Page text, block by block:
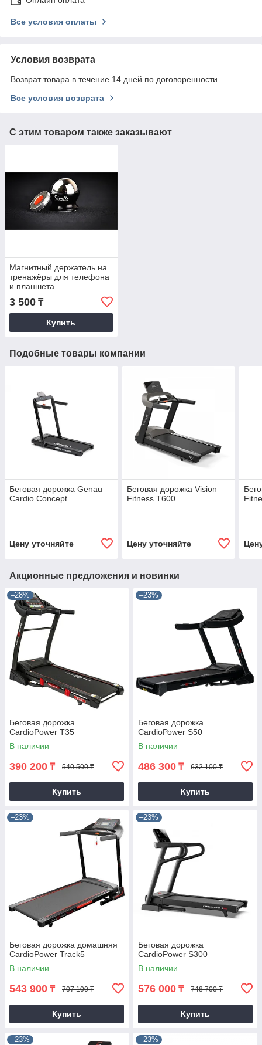
Все условия оплаты
Условия возврата
Возврат товара в течение 14 дней по договоренности
Все условия возврата
С этим товаром также заказывают
Магнитный держатель на
тренажёры для телефона
и планшета
3 500 ₸
Купить
Подобные товары компании
Беговая дорожка Genau
Cardio Concept
Цену уточняйте
Беговая дорожка Vision
Fitness T600
Цену уточняйте
Акционные предложения и новинки
–28%
Беговая дорожка
CardioPower T35
В наличии
390 200 ₸ 540 500 ₸
Купить
–23%
Бегoвaя дopoжкa
СаrdiоРоwer S50
В наличии
486 300 ₸ 632 100 ₸
Купить
–23%
Беговая дорожка домашняя
CardioPower Track5
В наличии
543 900 ₸ 707 100 ₸
Купить
–23%
Беговая дорожка
CardioPower S300
В наличии
576 000 ₸ 748 700 ₸
Купить
–23% –23%